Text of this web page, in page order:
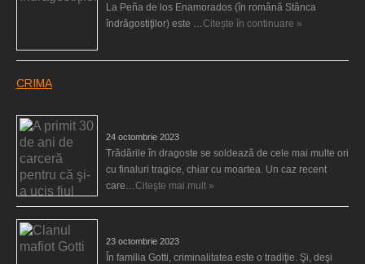
La Peña de los Enamorados (în română Stânca
îndrăgostiţilor) este … Citește în continuare »
CRIMA
24 octombrie 2023
Trădările în dragoste se soldează de cele mai multe ori
cu finaluri tragice, chiar cu moartea. Un caz recent
care… Citeşte mai mult »
23 octombrie 2023
În familia Gotti, criminalitatea este o tradiţie. Şi, deşi